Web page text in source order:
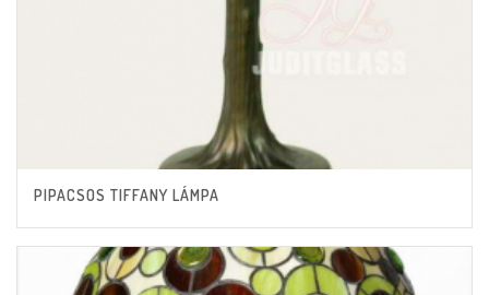
PIPACSOS TIFFANY LÁMPA